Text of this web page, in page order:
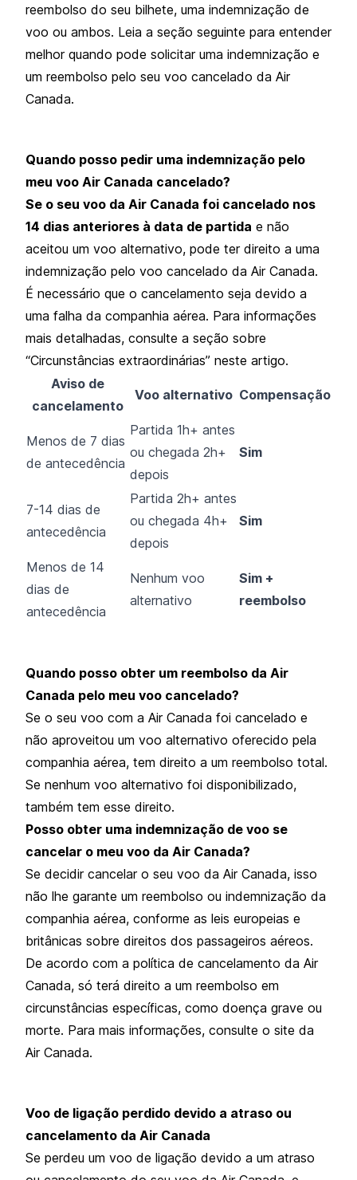
reembolso do seu bilhete, uma indemnização de
voo ou ambos. Leia a seção seguinte para entender
melhor quando pode solicitar uma indemnização e
um reembolso pelo seu voo cancelado da Air
Canada.
Quando posso pedir uma indemnização pelo
meu voo Air Canada cancelado?
Se o seu voo da Air Canada foi cancelado nos
14 dias anteriores à data de partida e não
aceitou um voo alternativo, pode ter direito a uma
indemnização pelo voo cancelado da Air Canada.
É necessário que o cancelamento seja devido a
uma falha da companhia aérea. Para informações
mais detalhadas, consulte a seção sobre
“Circunstâncias extraordinárias” neste artigo.
Aviso de
cancelamento
Voo alternativo Compensação
Menos de 7 dias
de antecedência
Partida 1h+ antes
ou chegada 2h+
depois
Sim
7-14 dias de
antecedência
Partida 2h+ antes
ou chegada 4h+
depois
Sim
Menos de 14
dias de
antecedência
Nenhum voo
alternativo
Sim +
reembolso
Quando posso obter um reembolso da Air
Canada pelo meu voo cancelado?
Se o seu voo com a Air Canada foi cancelado e
não aproveitou um voo alternativo oferecido pela
companhia aérea, tem direito a um reembolso total.
Se nenhum voo alternativo foi disponibilizado,
também tem esse direito.
Posso obter uma indemnização de voo se
cancelar o meu voo da Air Canada?
Se decidir cancelar o seu voo da Air Canada, isso
não lhe garante um reembolso ou indemnização da
companhia aérea, conforme as leis europeias e
britânicas sobre direitos dos passageiros aéreos.
De acordo com a política de cancelamento da Air
Canada, só terá direito a um reembolso em
circunstâncias específicas, como doença grave ou
morte. Para mais informações, consulte o site da
Air Canada.
Voo de ligação perdido devido a atraso ou
cancelamento da Air Canada
Se perdeu um voo de ligação devido a um atraso